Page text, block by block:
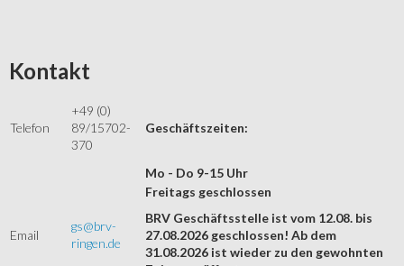
Kontakt
Telefon
+49 (0)
89/15702-
370
Geschäftszeiten:
Mo - Do 9-15 Uhr
Email
gs@brv-
ringen.de
Freitags geschlossen
BRV Geschäftsstelle ist vom 12.08. bis
27.08.2026 geschlossen! Ab dem
31.08.2026 ist wieder zu den gewohnten